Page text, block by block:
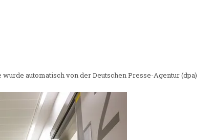
automatisch von der Deutschen Presse-Agentur (dpa)